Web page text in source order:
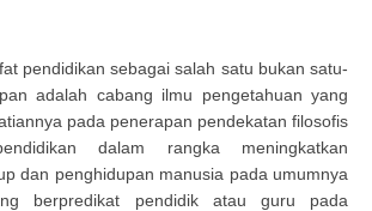
pendidikan sebagai salah satu bukan satu-
adalah cabang ilmu pengetahuan yang
pada penerapan pendekatan filosofis
dalam rangka meningkatkan
dan penghidupan manusia pada umumnya
berpredikat pendidik atau guru pada